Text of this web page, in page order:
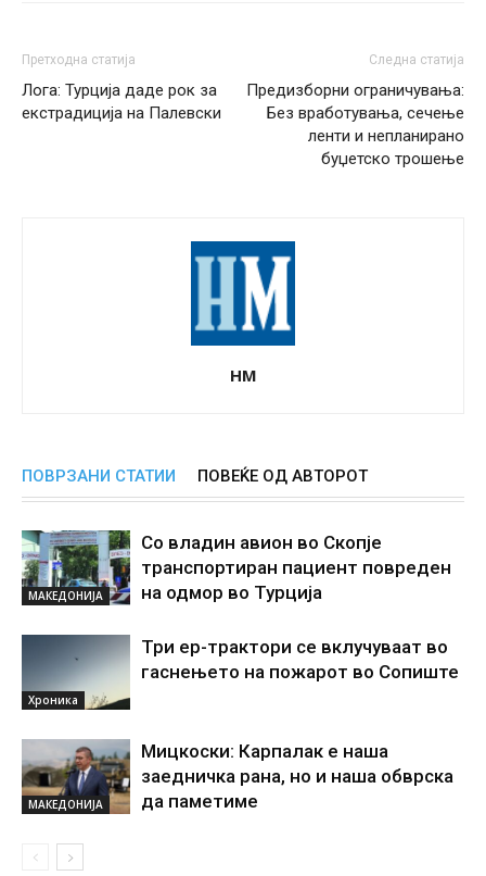
Претходна статија
Лога: Турција даде рок за
екстрадиција на Палевски
Следна статија
Предизборни ограничувања:
Без вработувања, сечење
ленти и непланирано
буџетско трошење
НМ
ПОВРЗАНИ СТАТИИ ПОВЕЌЕ ОД АВТОРОТ
МАКЕДОНИЈА
Со владин авион во Скопје
транспортиран пациент повреден
на одмор во Турција
Хроника
Три ер-трактори се вклучуваат во
гаснењето на пожарот во Сопиште
МАКЕДОНИЈА
Мицкоски: Карпалак е наша
заедничка рана, но и наша обврска
да паметиме